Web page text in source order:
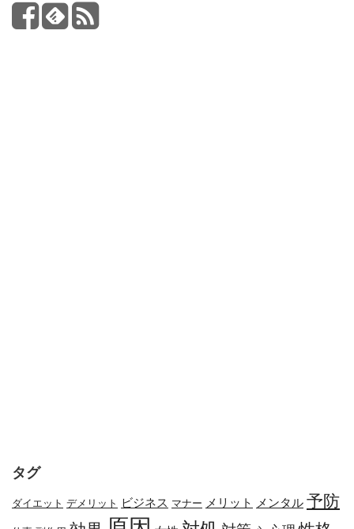
タグ
ダイエット デメリット ビジネス マナー メリット メンタル 予防